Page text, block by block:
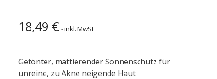
18,49 € - inkl. MwSt
Getönter, mattierender Sonnenschutz für
unreine, zu Akne neigende Haut